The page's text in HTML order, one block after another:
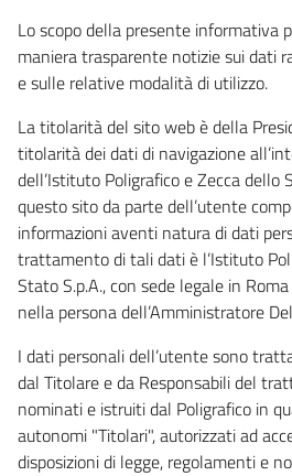
Lo scopo della presente informativa
maniera trasparente notizie sui dati
e sulle relative modalità di utilizzo.
La titolarità del sito web è della
titolarità dei dati di navigazione
dell’Istituto Poligrafico e Zecca dello
questo sito da parte dell’utente
informazioni aventi natura di dati
trattamento di tali dati è l’Istituto
Stato S.p.A., con sede legale in
nella persona dell’Amministratore
I dati personali dell’utente sono
dal Titolare e da Responsabili del
nominati e istruiti dal Poligrafico in
autonomi "Titolari", autorizzati ad
disposizioni di legge, regolamenti e